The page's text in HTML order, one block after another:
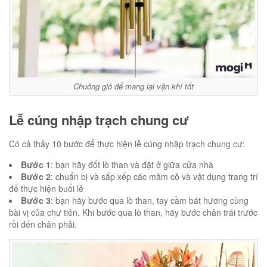
Chuông gió để mang lại vận khí tốt
Lễ cúng nhập trạch chung cư
Có cả thảy 10 bước để thực hiện lễ cúng nhập trạch chung cư:
Bước 1: bạn hãy đốt lò than và đặt ở giữa cửa nhà
Bước 2: chuẩn bị và sắp xếp các mâm cỗ và vật dụng trang trí
để thực hiện buổi lễ
Bước 3: bạn hãy bước qua lò than, tay cầm bát hương cùng
bài vị của chư tiên. Khi bước qua lò than, hãy bước chân trái trước
rồi đến chân phải.